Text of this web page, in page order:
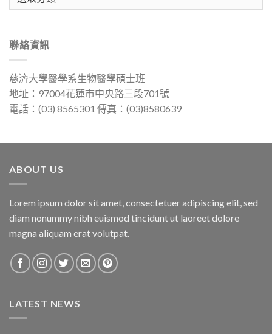
聯絡資訊
慈濟大學醫學系生物醫學碩士班
地址：97004花蓮市中央路三段701號
電話：(03) 8565301 傳真：(03)8580639
ABOUT US
Lorem ipsum dolor sit amet, consectetuer adipiscing elit, sed
diam nonummy nibh euismod tincidunt ut laoreet dolore
magna aliquam erat volutpat.
LATEST NEWS